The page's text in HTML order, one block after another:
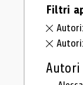
Filtri
Autori